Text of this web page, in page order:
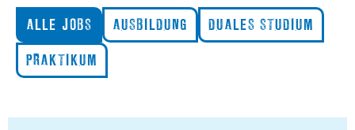
ALLE JOBS AUSBILDUNG
DUALES STUDIUM
PRAKTIKUM